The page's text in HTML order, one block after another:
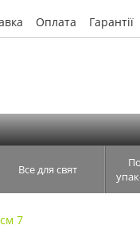
Оплата Гарантії
Все для свят
7